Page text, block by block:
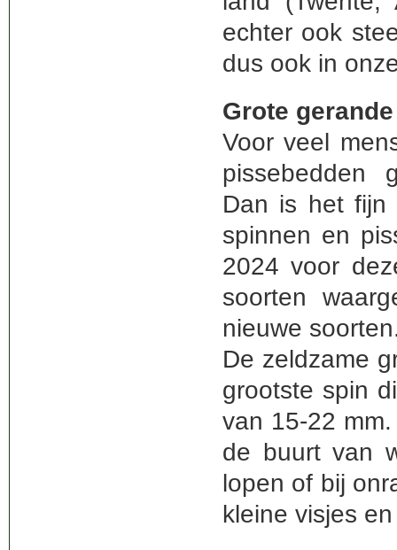
echter ook
dus ook in
Grote
Voor veel
pissebedden
Dan is het fijn
spinnen en
2024 voor
soorten
nieuwe
De zeldzame
grootste spin
van 15-22
de buurt van
lopen of bij
kleine visjes